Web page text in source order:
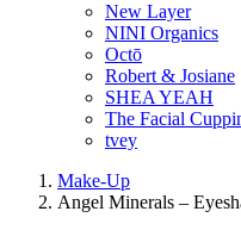
New Layer
NINI Organics
Octō
Robert & Josiane
SHEA YEAH
The Facial
tvey
Make-Up
Angel Minerals –